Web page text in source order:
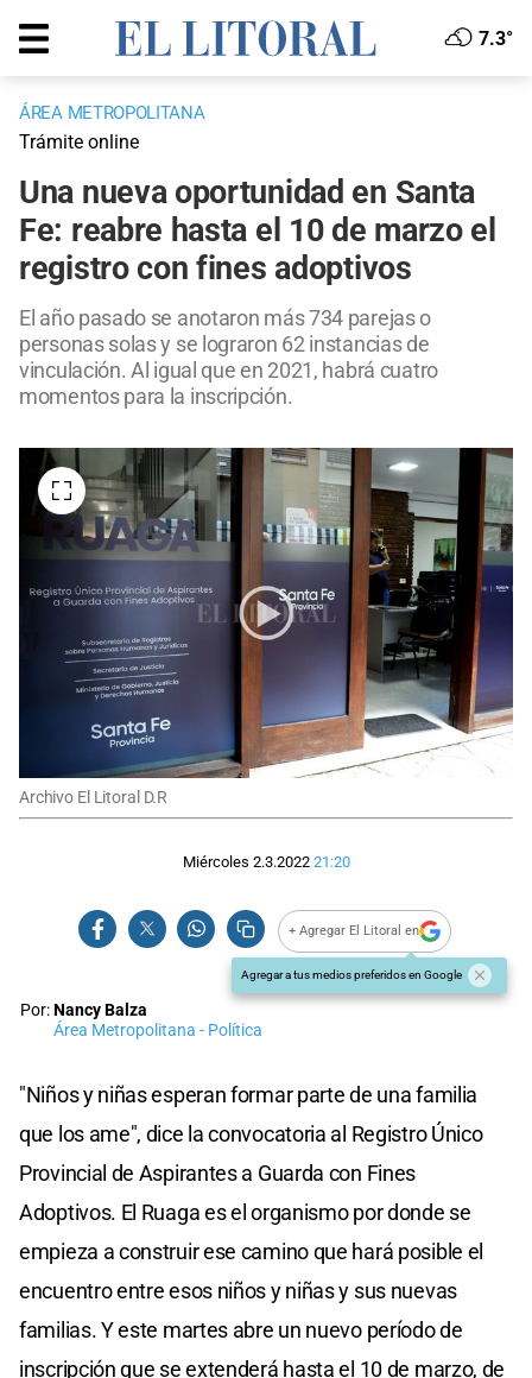
7.3°
ÁREA METROPOLITANA
Trámite online
Una nueva oportunidad en Santa
Fe: reabre hasta el 10 de marzo el
registro con fines adoptivos
El año pasado se anotaron más 734 parejas o
personas solas y se lograron 62 instancias de
vinculación. Al igual que en 2021, habrá cuatro
momentos para la inscripción.
Archivo El Litoral D.R
Miércoles 2.3.2022 21:20
+ Agregar El Litoral en
Agregar a tus medios preferidos en Google
Por:Nancy Balza
Área Metropolitana - Política
"Niños y niñas esperan formar parte de una familia
que los ame", dice la convocatoria al Registro Único
Provincial de Aspirantes a Guarda con Fines
Adoptivos. El Ruaga es el organismo por donde se
empieza a construir ese camino que hará posible el
encuentro entre esos niños y niñas y sus nuevas
familias. Y este martes abre un nuevo período de
inscripción que se extenderá hasta el 10 de marzo, de